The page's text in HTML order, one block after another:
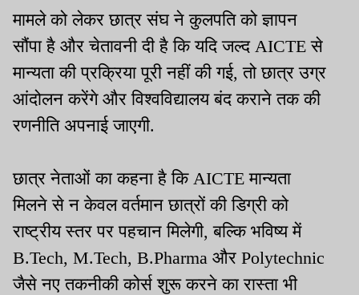
ने कुलपति से की मुलाकात
HC जाने की चेतावनी
मामले को लेकर छात्र संघ ने कुलपति को ज्ञापन
सौंपा है और चेतावनी दी है कि यदि जल्द AICTE से
मान्यता की प्रक्रिया पूरी नहीं की गई, तो छात्र उग्र
आंदोलन करेंगे और विश्वविद्यालय बंद कराने तक की
रणनीति अपनाई जाएगी.
छात्र नेताओं का कहना है कि AICTE मान्यता
मिलने से न केवल वर्तमान छात्रों की डिग्री को
राष्ट्रीय स्तर पर पहचान मिलेगी, बल्कि भविष्य में
B.Tech, M.Tech, B.Pharma और Polytechnic
जैसे नए तकनीकी कोर्स शुरू करने का रास्ता भी